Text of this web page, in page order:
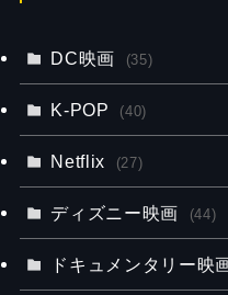
DC映画 (35)
K-POP (40)
Netflix (27)
ディズニー映画 (44)
ドキュメンタリー映